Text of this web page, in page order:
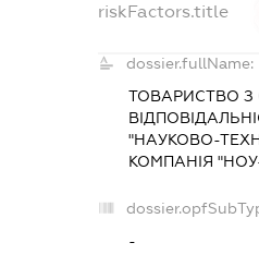
riskFactors.title
dossier.fullName:
ТОВАРИСТВО
"НАУКОВО-
КОМПАНІЯ
-